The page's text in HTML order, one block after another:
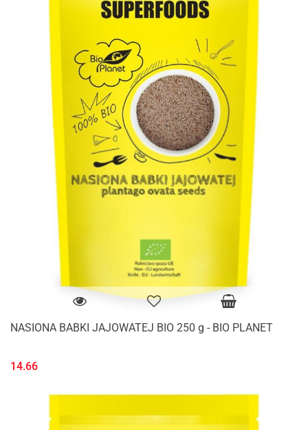
NASIONA BABKI JAJOWATEJ BIO 250 g - BIO PLANET
14.66